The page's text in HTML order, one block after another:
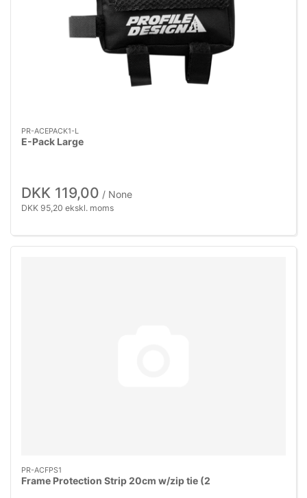
PR-ACEPACK1-L
E-Pack Large
DKK 119,00 / None
DKK 95,20 ekskl. moms
PR-ACFPS1
Frame Protection Strip 20cm w/zip tie (2